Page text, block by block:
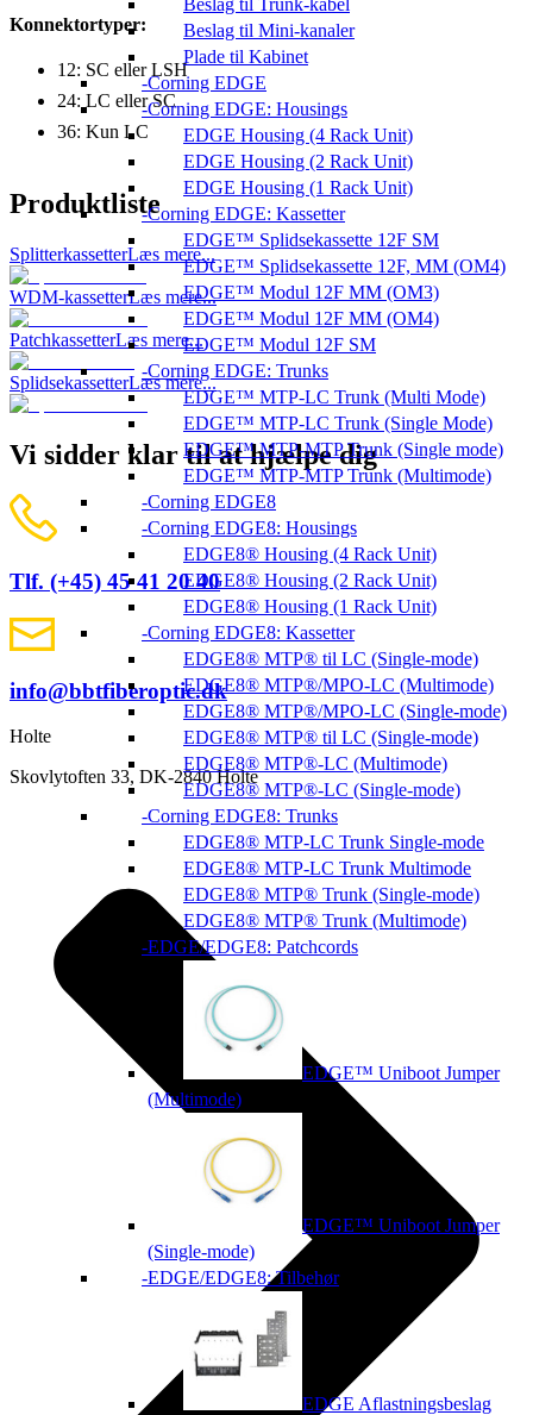
Beslag til Trunk-kabel
Beslag til Mini-kanaler
Plade til Kabinet
Corning EDGE
Corning EDGE: Housings
EDGE Housing (4 Rack Unit)
EDGE Housing (2 Rack Unit)
EDGE Housing (1 Rack Unit)
Corning EDGE: Kassetter
EDGE™ Splidsekassette 12F SM
EDGE™ Splidsekassette 12F, MM (OM4)
EDGE™ Modul 12F MM (OM3)
EDGE™ Modul 12F MM (OM4)
EDGE™ Modul 12F SM
Corning EDGE: Trunks
EDGE™ MTP-LC Trunk (Multi Mode)
EDGE™ MTP-LC Trunk (Single Mode)
EDGE™ MTP-MTP Trunk (Single mode)
EDGE™ MTP-MTP Trunk (Multimode)
Corning EDGE8
Corning EDGE8: Housings
EDGE8® Housing (4 Rack Unit)
EDGE8® Housing (2 Rack Unit)
EDGE8® Housing (1 Rack Unit)
Corning EDGE8: Kassetter
EDGE8® MTP® til LC (Single-mode)
EDGE8® MTP®/MPO-LC (Multimode)
EDGE8® MTP®/MPO-LC (Single-mode)
EDGE8® MTP® til LC (Single-mode)
EDGE8® MTP®-LC (Multimode)
EDGE8® MTP®-LC (Single-mode)
Corning EDGE8: Trunks
EDGE8® MTP-LC Trunk Single-mode
EDGE8® MTP-LC Trunk Multimode
EDGE8® MTP® Trunk (Single-mode)
EDGE8® MTP® Trunk (Multimode)
EDGE/EDGE8: Patchcords
EDGE™ Uniboot Jumper
(Multimode)
EDGE™ Uniboot Jumper
(Single-mode)
EDGE/EDGE8: Tilbehør
EDGE Aflastningsbeslag
Konnektortyper:
12: SC eller LSH
24: LC eller SC
36: Kun LC
Produktliste
SplitterkassetterLæs mere...
WDM-kassetterLæs mere...
PatchkassetterLæs mere...
SplidsekassetterLæs mere...
Vi sidder klar til at hjælpe dig
Tlf. (+45) 45 41 20 40
info@bbtfiberoptic.dk
Holte
Skovlytoften 33, DK-2840 Holte